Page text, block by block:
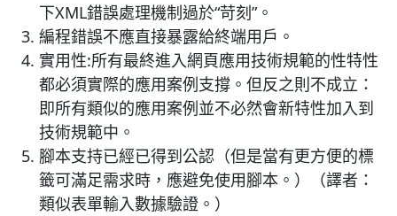
下XML錯誤處理機制過於“苛刻”。
編程錯誤不應直接暴露給終端用戶。
實用性:所有最終進入網頁應用技術規範的性特性
都必須實際的應用案例支撐。但反之則不成立：
即所有類似的應用案例並不必然會新特性加入到
技術規範中。
腳本支持已經已得到公認（但是當有更方便的標
籤可滿足需求時，應避免使用腳本。）（譯者：
類似表單輸入數據驗證。）